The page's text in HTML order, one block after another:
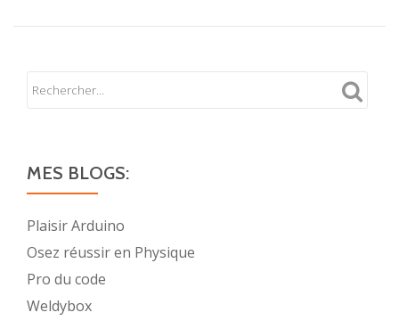
MES BLOGS:
Plaisir Arduino
Osez réussir en Physique
Pro du code
Weldybox